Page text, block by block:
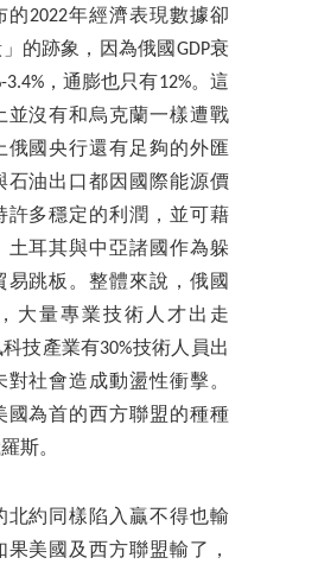
的2022年經濟表現數據卻
的跡象，因為俄國GDP衰
，通膨也只有12%。這
並沒有和烏克蘭一樣遭戰
俄國央行還有足夠的外匯
石油出口都因國際能源價
許多穩定的利潤，並可藉
土耳其與中亞諸國作為躲
易跳板。整體來說，俄國
大量專業技術人才出走
科技產業有30%技術人員出
社會造成動盪性衝擊。
國為首的西方聯盟的種種
斯。
北約同樣陷入贏不得也輸
美國及西方聯盟輸了，